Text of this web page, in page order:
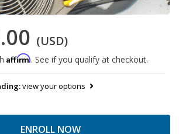
(USD)
Affirm. See if you qualify at checkout.
view your options
ENROLL NOW